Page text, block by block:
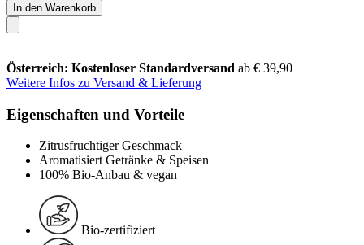
In den Warenkorb
Österreich: Kostenloser Standardversand ab € 39,90
Weitere Infos zu Versand & Lieferung
Eigenschaften und Vorteile
Zitrusfruchtiger Geschmack
Aromatisiert Getränke & Speisen
100% Bio-Anbau & vegan
Bio-zertifiziert